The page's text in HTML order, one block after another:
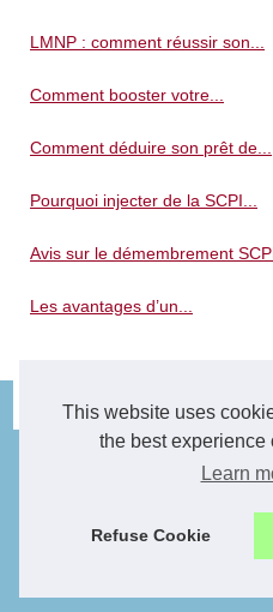
This website uses
the best experience
Learn
Refuse Cookie
LMNP : comment réussir son...
Comment booster votre...
Comment déduire son prêt de...
Pourquoi injecter de la SCPI...
Avis sur le démembrement
Les avantages d’un...
© 2026Immo-decarne.fr |